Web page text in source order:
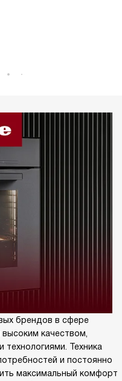
брендов в сфере
качеством,
Техника
и постоянно
максимальный комфорт